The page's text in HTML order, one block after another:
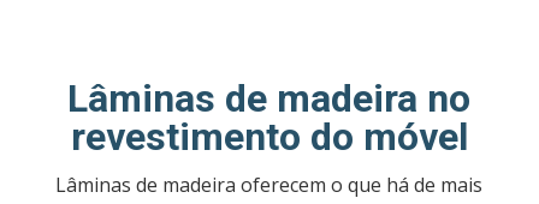
Lâminas de madeira no
revestimento do móvel
Lâminas de madeira oferecem o que há de mais